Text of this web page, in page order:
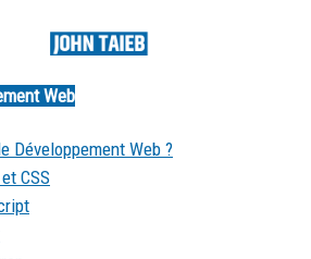
Web
Développement Web ?
CSS